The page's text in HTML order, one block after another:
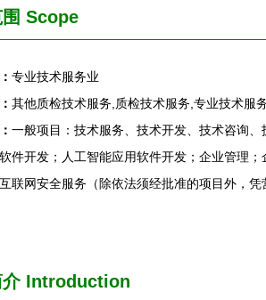
Scope
专业技术服务业
其他质检技术服务,质检技术服务,专业技术服
一般项目：技术服务、技术开发、技术咨询
件开发；人工智能应用软件开发；企业管理
联网安全服务（除依法须经批准的项目外，凭
Introduction